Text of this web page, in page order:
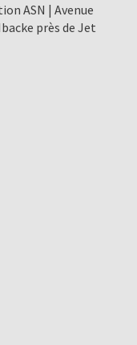
ASN | Avenue
près de Jet